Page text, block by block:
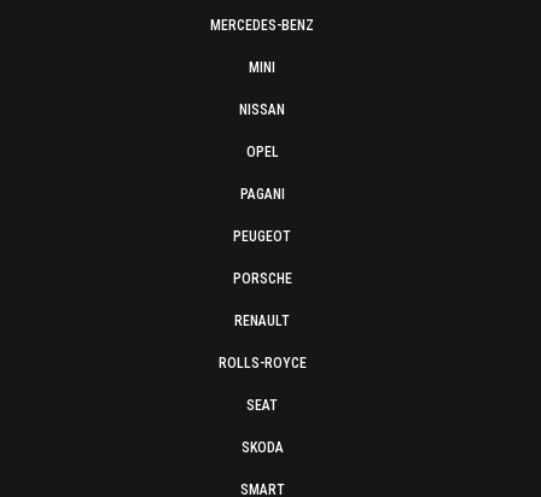
MERCEDES-BENZ
MINI
NISSAN
OPEL
PAGANI
PEUGEOT
PORSCHE
RENAULT
ROLLS-ROYCE
SEAT
SKODA
SMART